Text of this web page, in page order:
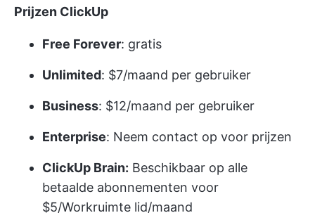
Prijzen ClickUp
Free Forever: gratis
Unlimited: $7/maand per gebruiker
Business: $12/maand per gebruiker
Enterprise: Neem contact op voor prijzen
ClickUp Brain: Beschikbaar op alle
betaalde abonnementen voor
$5/Workruimte lid/maand